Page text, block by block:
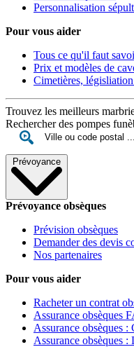
Personnalisation
Pour vous aider
Tous ce qu'il faut
Prix et modèles de
Cimetières,
Trouvez les meilleurs
Rechercher des pompes
Prévoyance
Prévoyance obsèques
Prévision obsèques
Demander des devis
Nos partenaires
Pour vous aider
Racheter un contrat
Assurance obsèques
Assurance obsèques
Assurance obsèques :